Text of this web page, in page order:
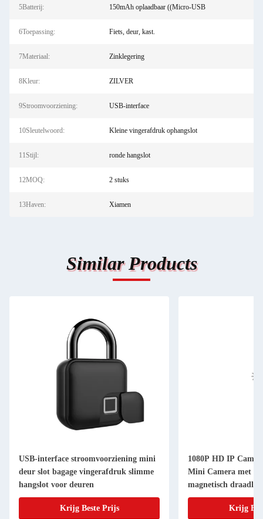
5Batterij: 150mAh oplaadbaar ((Micro-USB
6Toepassing: Fiets, deur, kast.
7Materiaal: Zinklegering
8Kleur: ZILVER
9Stroomvoorziening: USB-interface
10Sleutelwoord: Kleine vingerafdruk ophangslot
11Stijl: ronde hangslot
12MOQ: 2 stuks
13Haven: Xiamen
Similar Products
USB-interface stroomvoorziening mini
deur slot bagage vingerafdruk slimme
hangslot voor deuren
Krijg Beste Prijs
1080P HD IP
Mini Camera met
magnetisch
Krijg